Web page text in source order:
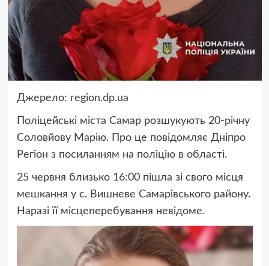
Джерело: region.dp.ua
Поліцейські міста Самар розшукують 20-річну
Соловйову Марію. Про це повідомляє Дніпро
Регіон з посиланням на поліцію в області.
25 червня близько 16:00 пішла зі свого місця
мешкання у с. Вишневе Самарівського району.
Наразі її місцеперебування невідоме.